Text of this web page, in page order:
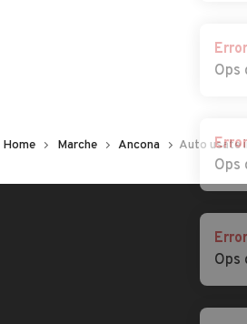
Home Marche Ancona Auto usate
Error
Ops
Error
Ops
Error
Ops